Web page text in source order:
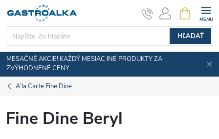
obsah
HĽADAŤ
KOŠÍK
MESAČNÉ AKCIE! KAŽDÝ MESIAC INÉ PRODUKTY ZA
ZVÝHODNENÉ CENY.
A'la Carte Fine Dine
Fine Dine Beryl